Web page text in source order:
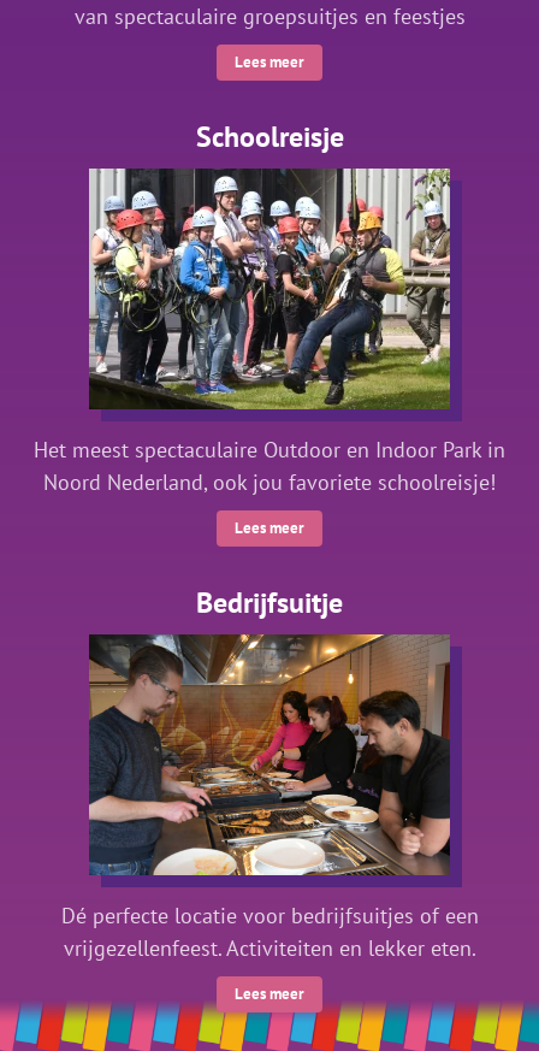
van spectaculaire groepsuitjes en feestjes
Lees meer
Schoolreisje
Het meest spectaculaire Outdoor en Indoor Park in
Noord Nederland, ook jou favoriete schoolreisje!
Lees meer
Bedrijfsuitje
Dé perfecte locatie voor bedrijfsuitjes of een
vrijgezellenfeest. Activiteiten en lekker eten.
Lees meer